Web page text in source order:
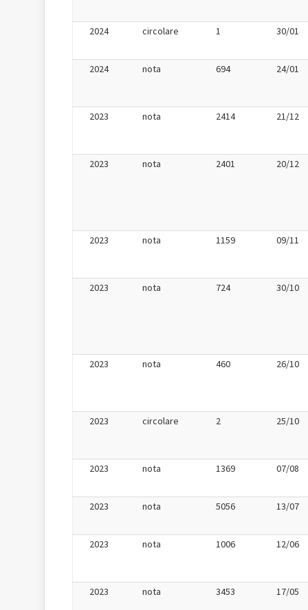
2024 circolare 1 30/01
2024 nota 694 24/01
2023 nota 2414 21/12
2023 nota 2401 20/12
2023 nota 1159 09/11
2023 nota 724 30/10
2023 nota 460 26/10
2023 circolare 2 25/10
2023 nota 1369 07/08
2023 nota 5056 13/07
2023 nota 1006 12/06
2023 nota 3453 17/05